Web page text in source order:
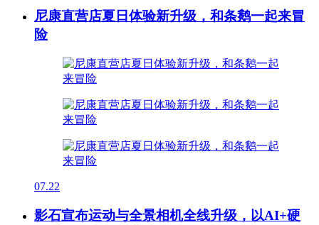
尼康直营店夏日体验新升级，和条鹅一起来冒
险
07.22
影石宣布运动与全景相机全线升级，以AI+硬